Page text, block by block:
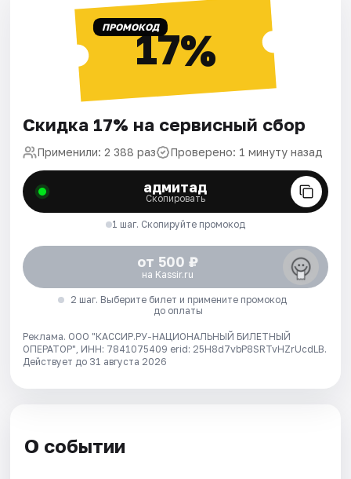
ПРОМОКОД17%
Скидка 17% на сервисный сбор
Применили: 2 388 раз Проверено: 1 минуту назад
адмитад
Скопировать
1 шаг. Скопируйте промокод
от 500 ₽
на Kassir.ru
2 шаг. Выберите билет и примените промокод
до оплаты
Реклама. ООО "КАССИР.РУ-НАЦИОНАЛЬНЫЙ БИЛЕТНЫЙ
ОПЕРАТОР", ИНН: 7841075409 erid: 25H8d7vbP8SRTvHZrUcdLB.
Действует до 31 августа 2026
О событии